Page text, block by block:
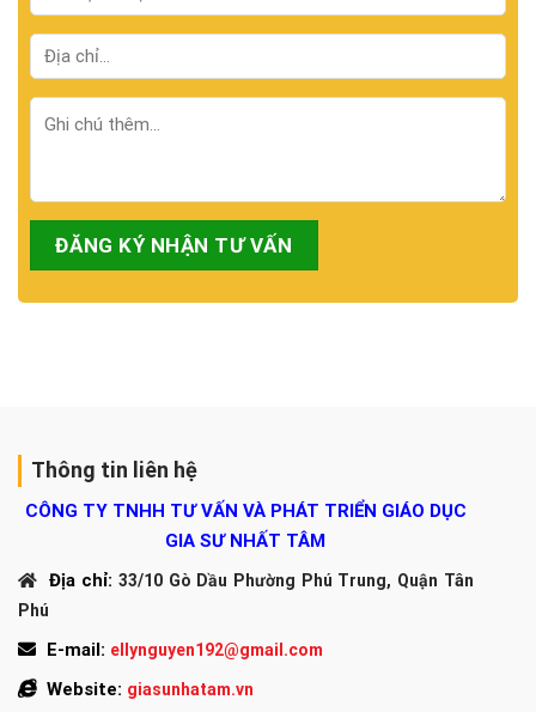
Thông tin liên hệ
CÔNG TY TNHH TƯ VẤN VÀ PHÁT TRIỂN GIÁO DỤC
GIA SƯ NHẤT TÂM
Địa chỉ: 33/10 Gò Dầu Phường Phú Trung, Quận Tân
Phú
E-mail: ellynguyen192@gmail.com
Website: giasunhatam.vn